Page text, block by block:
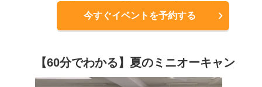
今すぐイベントを予約する
【60分でわかる】夏のミニオーキャン